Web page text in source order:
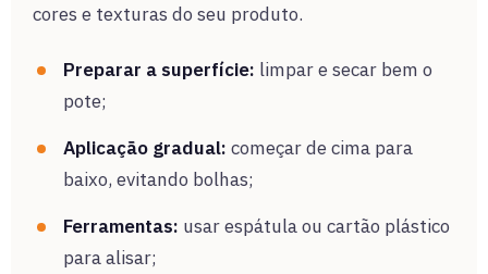
cores e texturas do seu produto.
Preparar a superfície: limpar e secar bem o
pote;
Aplicação gradual: começar de cima para
baixo, evitando bolhas;
Ferramentas: usar espátula ou cartão plástico
para alisar;